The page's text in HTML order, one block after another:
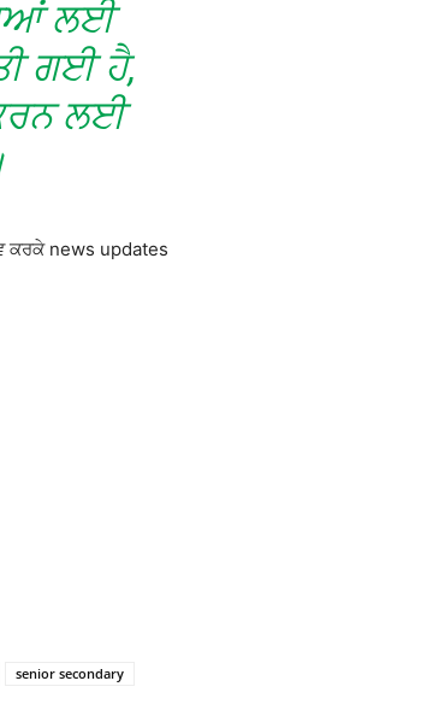
ਲਈ
ਗਈ ਹੈ,
ਲਈ
news updates
senior secondary